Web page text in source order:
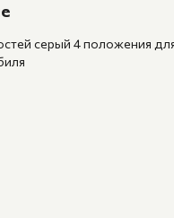
серый 4 положения